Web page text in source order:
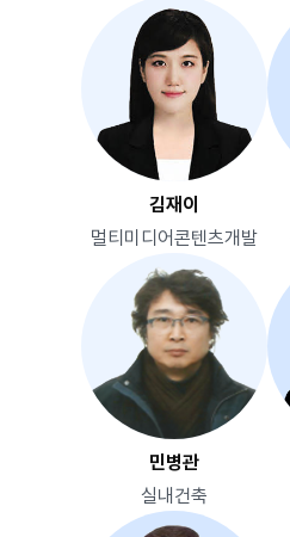
김재이
멀티미디어콘텐츠개발
민병관
실내건축